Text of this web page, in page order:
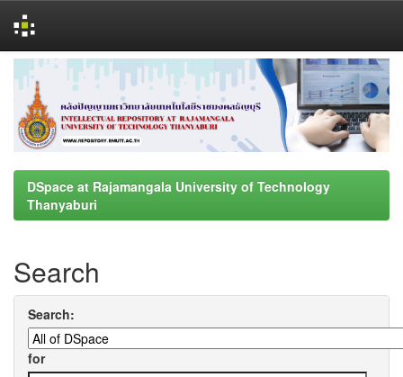
navigation
DSpace at Rajamangala University of Technology
Thanyaburi
Search
Search:
for